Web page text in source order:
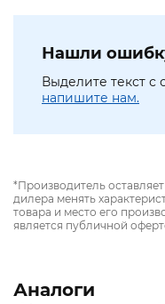
Нашли
Выделите текст с
напишите нам.
*Производитель
дилера менять
товара и место его
является публичной
Аналоги